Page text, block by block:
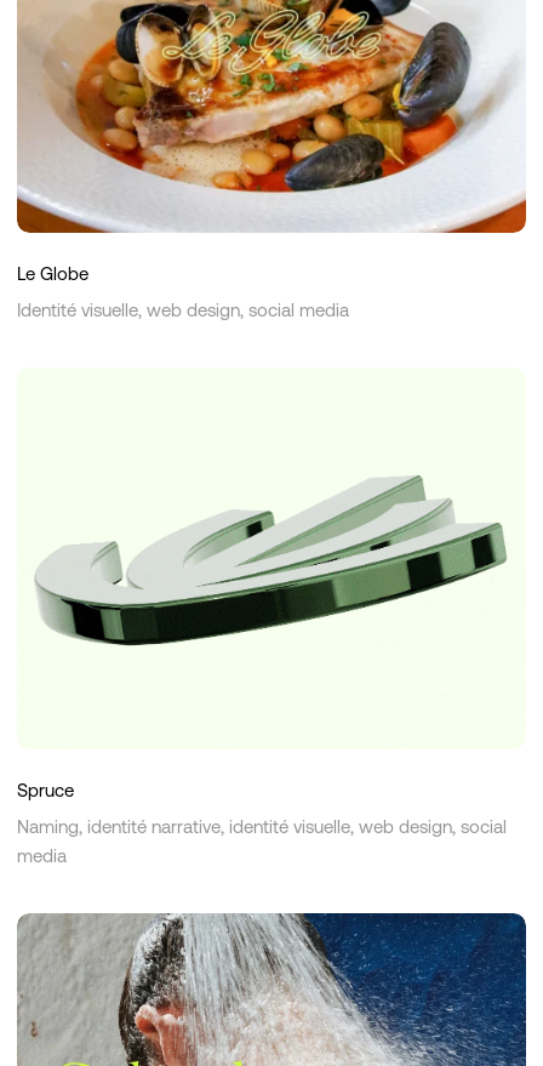
Le Globe
Identité visuelle, web design, social media
Spruce
Naming, identité narrative, identité visuelle, web design, social
media
Peaufignole